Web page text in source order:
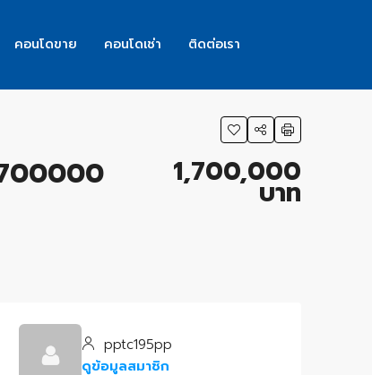
คอนโดขาย คอนโดเช่า ติดต่อเรา
1,700,000
บาท
pptc195pp
ดูข้อมูลสมาชิก